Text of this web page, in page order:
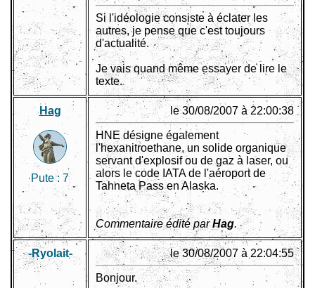
Si l'idéologie consiste à éclater les
autres, je pense que c'est toujours
d'actualité.
Je vais quand même essayer de lire le
texte.
Hag
Pute : 7
le 30/08/2007 à 22:00:38
HNE désigne également
l'hexanitroethane, un solide organique
servant d'explosif ou de gaz à laser, ou
alors le code IATA de l'aéroport de
Tahneta Pass en Alaska.
Commentaire édité parHag.
-Ryolait- le 30/08/2007 à 22:04:55
Bonjour.